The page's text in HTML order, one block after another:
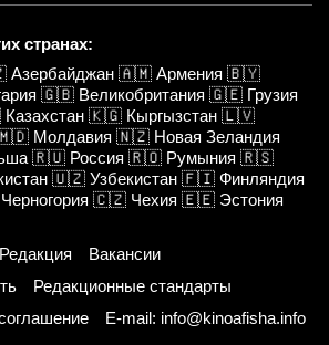
странах:
Азербайджан 🇦🇲 Армения 🇧🇾
🇬🇧 Великобритания 🇬🇪 Грузия
Казахстан 🇰🇬 Кыргызстан 🇱🇻
Молдавия 🇳🇿 Новая Зеландия
🇷🇺 Россия 🇷🇴 Румыния 🇷🇸
🇺🇿 Узбекистан 🇫🇮 Финляндия
Черногория 🇨🇿 Чехия 🇪🇪 Эстония
Редакция
Вакансии
Редакционные стандарты
E-mail: info@kinoafisha.info